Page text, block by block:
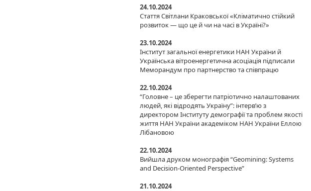
24.10.2024
Стаття Світлани Краковської «Кліматично стійкий
розвиток — що це й чи на часі в Україні?»
23.10.2024
Інститут загальної енергетики НАН України й
Українська вітроенергетична асоціація підписали
Меморандум про партнерство та співпрацю
22.10.2024
“Головне – це зберегти патріотично налаштованих
людей, які відродять Україну”: інтерв’ю з
директором Інституту демографії та проблем якості
життя НАН України академіком НАН України Еллою
Лібановою
22.10.2024
Вийшла друком монографія “Geomining: Systems
and Decision-Oriented Perspective”
21.10.2024